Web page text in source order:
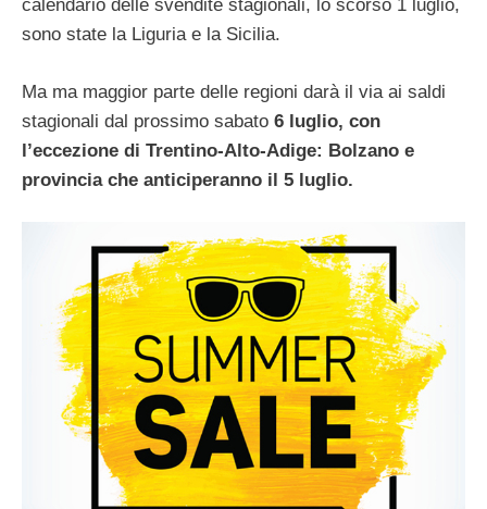
calendario delle svendite stagionali, lo scorso 1 luglio,
sono state la Liguria e la Sicilia.
Ma ma maggior parte delle regioni darà il via ai saldi
stagionali dal prossimo sabato 6 luglio, con
l’eccezione di Trentino-Alto-Adige: Bolzano e
provincia che anticiperanno il 5 luglio.